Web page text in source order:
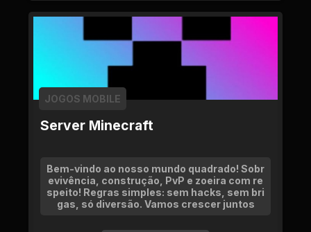
Server Minecraft
JOGOS MOBILE
Bem-vindo ao nosso mundo quadrado! Sobr
evivência, construção, PvP e zoeira com re
speito! Regras simples: sem hacks, sem bri
gas, só diversão. Vamos crescer juntos